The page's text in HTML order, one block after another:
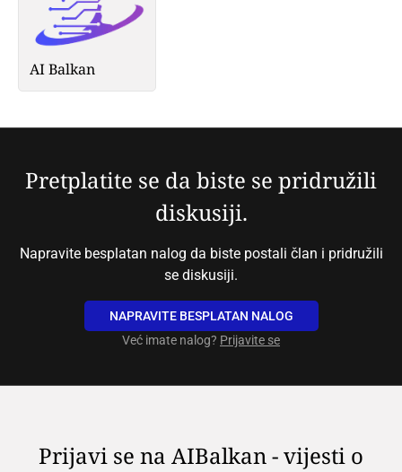
AI Balkan
Pretplatite se da biste se pridružili
diskusiji.
Napravite besplatan nalog da biste postali član i pridružili
se diskusiji.
NAPRAVITE BESPLATAN NALOG
Već imate nalog? Prijavite se
Prijavi se na AIBalkan - vijesti o